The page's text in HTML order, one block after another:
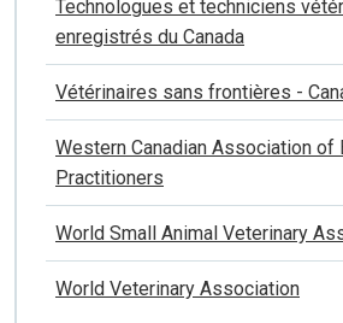
Technologues et techniciens
enregistrés du Canada
Vétérinaires sans frontières -
Western Canadian Association of
Practitioners
World Small Animal Veterinary
World Veterinary Association